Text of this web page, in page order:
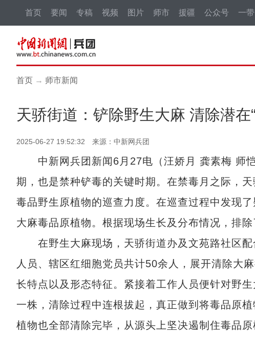
首页 要闻 专稿 视频 图片 师市 援疆 公众号 一
首页 → 师市新闻
天骄街道：铲除野生大麻 清除潜在
2025-06-27 19:52:32 来源：中新网兵团
中新网兵团新闻6月27电（汪娇月 龚素梅 师
期，也是禁种铲毒的关键时期。在禁毒月之际，
毒品野生原植物的巡查力度。在巡查过程中发现
大麻毒品原植物。根据现场生长及分布情况，排除
在野生大麻现场，天骄街道办及文苑路社区配
人员、辖区红细胞党员共计50余人，展开清除大
长特点以及形态特征。紧接着工作人员便针对野
一株，清除过程中连根拔起，真正做到将毒品原
植物也全部清除完毕，从源头上坚决遏制住毒品原